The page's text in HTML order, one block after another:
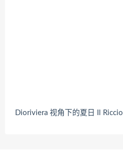
Dioriviera 视角下的夏日 Il Riccio